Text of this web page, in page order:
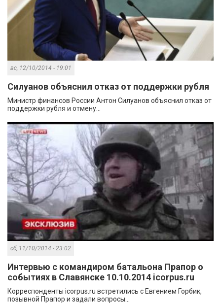
вс, 12/10/2014 - 19:01
Силуанов объяснил отказ от поддержки рубля
Министр финансов России Антон Силуанов объяснил отказ от
поддержки рубля и отмену...
сб, 11/10/2014 - 23:02
Интервью с командиром батальона Прапор о
событиях в Славянске 10.10.2014 icorpus.ru
Корреспонденты icorpus.ru встретились с Евгением Горбик,
позывной Прапор и задали вопросы...